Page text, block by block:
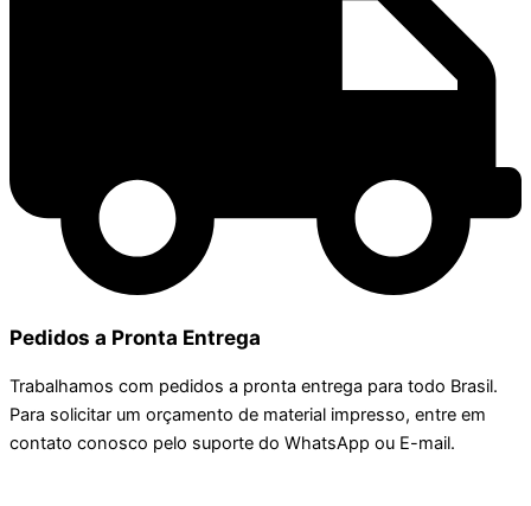
Pedidos a Pronta Entrega
Trabalhamos com pedidos a pronta entrega para todo Brasil.
Para solicitar um orçamento de material impresso, entre em
contato conosco pelo suporte do WhatsApp ou E-mail.